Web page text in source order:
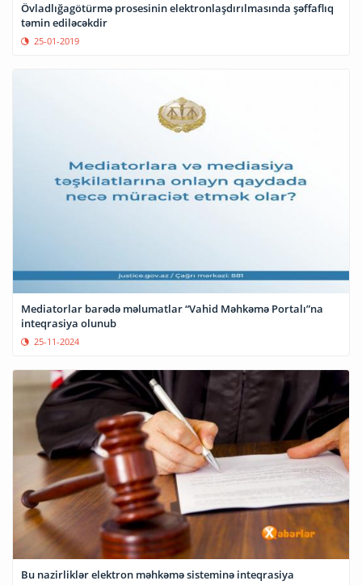
Övladlığagötürmə prosesinin elektronlaşdırılmasında şəffaflıq
təmin ediləcəkdir
25-01-2019
Mediatorlar barədə məlumatlar “Vahid Məhkəmə Portalı”na
inteqrasiya olunub
25-11-2024
Bu nazirliklər elektron məhkəmə sisteminə inteqrasiya